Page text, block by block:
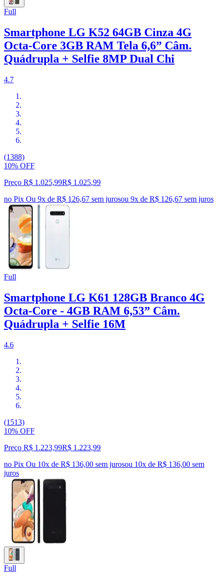
Full
Smartphone LG K52 64GB Cinza 4G
Octa-Core 3GB RAM Tela 6,6” Câm.
Quádrupla + Selfie 8MP Dual Chi
4.7
(1388)
10% OFF
Preço R$ 1.025,99R$ 1.025,99
no Pix Ou 9x de R$ 126,67 sem jurosou 9x de R$ 126,67 sem juros
Full
Smartphone LG K61 128GB Branco 4G
Octa-Core - 4GB RAM 6,53” Câm.
Quádrupla + Selfie 16M
4.6
(1513)
10% OFF
Preço R$ 1.223,99R$ 1.223,99
no Pix Ou 10x de R$ 136,00 sem jurosou 10x de R$ 136,00 sem
juros
Full